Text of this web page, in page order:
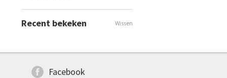
Recent bekeken Wissen
Facebook